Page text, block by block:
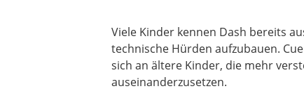
Viele Kinder kennen Dash bereits
technische Hürden aufzubauen.
sich an ältere Kinder, die mehr
auseinanderzusetzen.